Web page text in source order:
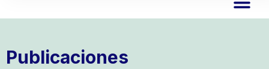
Publicaciones